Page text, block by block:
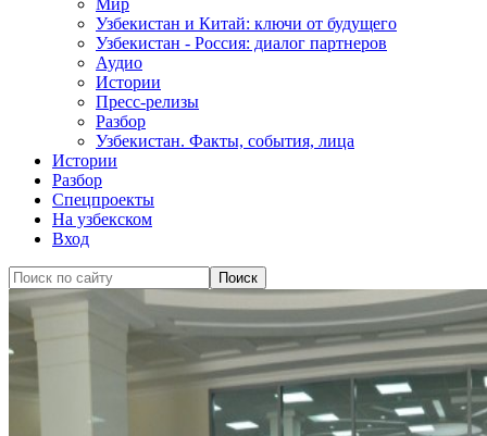
Мир
Узбекистан и Китай: ключи от будущего
Узбекистан - Россия: диалог партнеров
Аудио
Истории
Пресс-релизы
Разбор
Узбекистан. Факты, события, лица
Истории
Разбор
Спецпроекты
На узбекском
Вход